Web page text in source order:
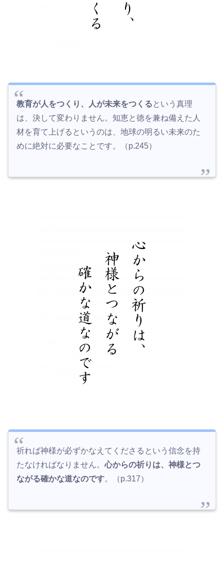
教育が人をつくり、人が未来をつくる という真理
は、決して変わりません。知恵と徳を兼ね備えた人
材を育て上げるというのは、地球の明るい未来のた
めに絶対に必要なことです。（p.245）
祈れば神様が必ずかなえてくださるという信念を持
たなければなりません。心からの祈りは、神様とつ
ながる確かな道なのです。（p.317）